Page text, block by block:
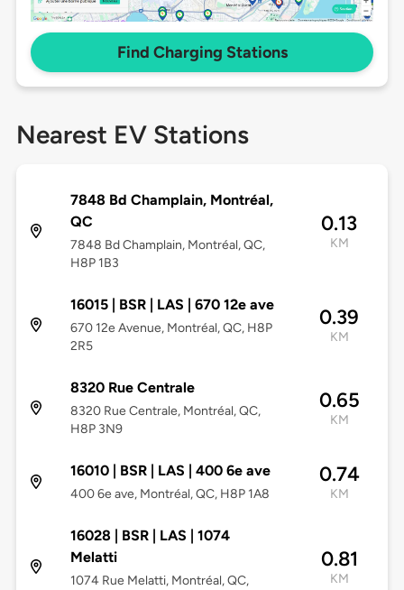
Find Charging Stations
Nearest EV Stations
7848 Bd Champlain, Montréal,
QC
7848 Bd Champlain, Montréal, QC,
H8P 1B3
0.13
KM
16015 | BSR | LAS | 670 12e ave
670 12e Avenue, Montréal, QC, H8P
2R5
0.39
KM
8320 Rue Centrale
8320 Rue Centrale, Montréal, QC,
H8P 3N9
0.65
KM
16010 | BSR | LAS | 400 6e ave
400 6e ave, Montréal, QC, H8P 1A8
0.74
KM
16028 | BSR | LAS | 1074
Melatti
1074 Rue Melatti, Montréal, QC,
0.81
KM